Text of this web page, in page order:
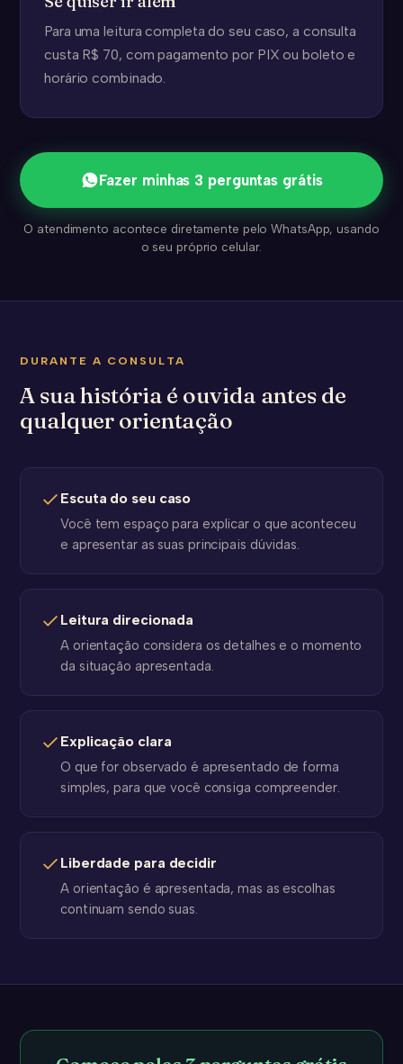
Para uma leitura completa do seu caso, a consulta
custa R$ 70, com pagamento por PIX ou boleto e
horário combinado.
Fazer minhas 3 perguntas grátis
O atendimento acontece diretamente pelo WhatsApp, usando
o seu próprio celular.
DURANTE A CONSULTA
A sua história é ouvida antes de
qualquer orientação
Escuta do seu caso
Você tem espaço para explicar o que aconteceu
e apresentar as suas principais dúvidas.
Leitura direcionada
A orientação considera os detalhes e o momento
da situação apresentada.
Explicação clara
O que for observado é apresentado de forma
simples, para que você consiga compreender.
Liberdade para decidir
A orientação é apresentada, mas as escolhas
continuam sendo suas.